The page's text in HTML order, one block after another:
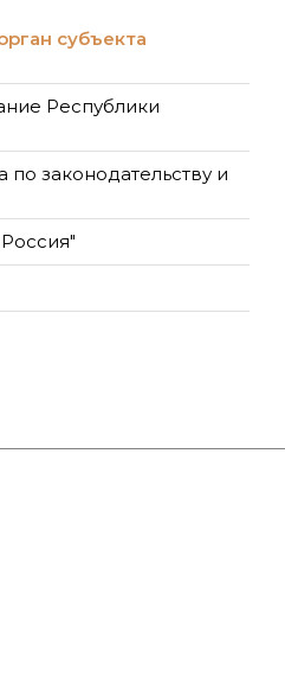
субъекта
Республики
законодательству и